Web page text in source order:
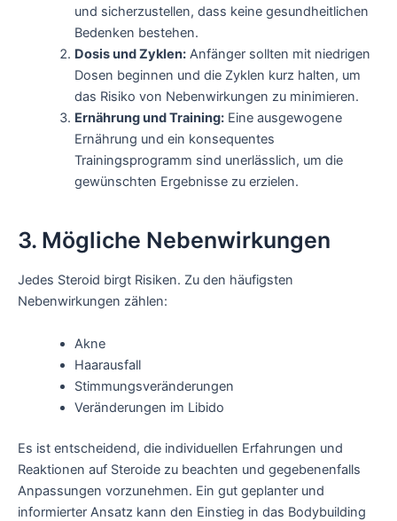
und sicherzustellen, dass keine gesundheitlichen
Bedenken bestehen.
Dosis und Zyklen:Anfänger sollten mit niedrigen
Dosen beginnen und die Zyklen kurz halten, um
das Risiko von Nebenwirkungen zu minimieren.
Ernährung und Training:Eine ausgewogene
Ernährung und ein konsequentes
Trainingsprogramm sind unerlässlich, um die
gewünschten Ergebnisse zu erzielen.
3. Mögliche Nebenwirkungen
Jedes Steroid birgt Risiken. Zu den häufigsten
Nebenwirkungen zählen:
Akne
Haarausfall
Stimmungsveränderungen
Veränderungen im Libido
Es ist entscheidend, die individuellen Erfahrungen und
Reaktionen auf Steroide zu beachten und gegebenenfalls
Anpassungen vorzunehmen. Ein gut geplanter und
informierter Ansatz kann den Einstieg in das Bodybuilding